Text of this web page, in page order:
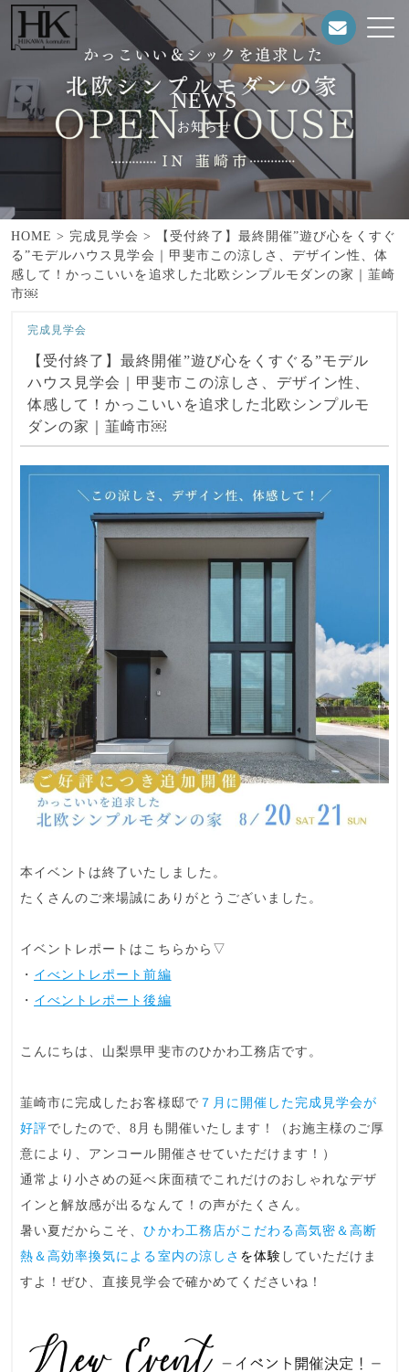
NEWS
お知らせ
HOME > 完成見学会 >
【受付終了】最終開催”遊び心をくすぐ
る”モデルハウス見学会｜甲斐市この涼しさ、デザイン性、体
感して！かっこいいを追求した北欧シンプルモダンの家｜韮崎
市￼
【受付終了】最終開催”遊び心をくすぐる”モデル
ハウス見学会｜甲斐市この涼しさ、デザイン性、
体感して！かっこいいを追求した北欧シンプルモ
ダンの家｜韮崎市￼
完成見学会
本イベントは終了いたしました。
たくさんのご来場誠にありがとうございました。
イベントレポートはこちらから▽
・ イべントレポート前編
・ イべントレポート後編
こんにちは、山梨県甲斐市のひかわ工務店です。
韮崎市に完成したお客様邸で ７月に開催した完成見学会が
好評でしたので、8月も開催いたします！（お施主様のご厚
意により、 アンコール開催 させていただけます！）
通常より小さめの延べ床面積でこれだけのおしゃれなデザ
インと解放感が出るなんて！ の声がたくさん。
暑い夏だからこそ、ひかわ工務店がこだわる高気密＆高断
熱＆高効率換気による室内の涼しさ を体験 していただけま
すよ！ぜひ、直接見学会で確かめてくださいね！